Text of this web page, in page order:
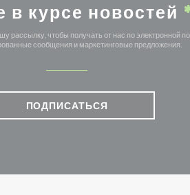
в курсе новостей
рассылку, чтобы получать от нас по электронной
сообщения и маркетинговые предложения.
ПОДПИСАТЬСЯ